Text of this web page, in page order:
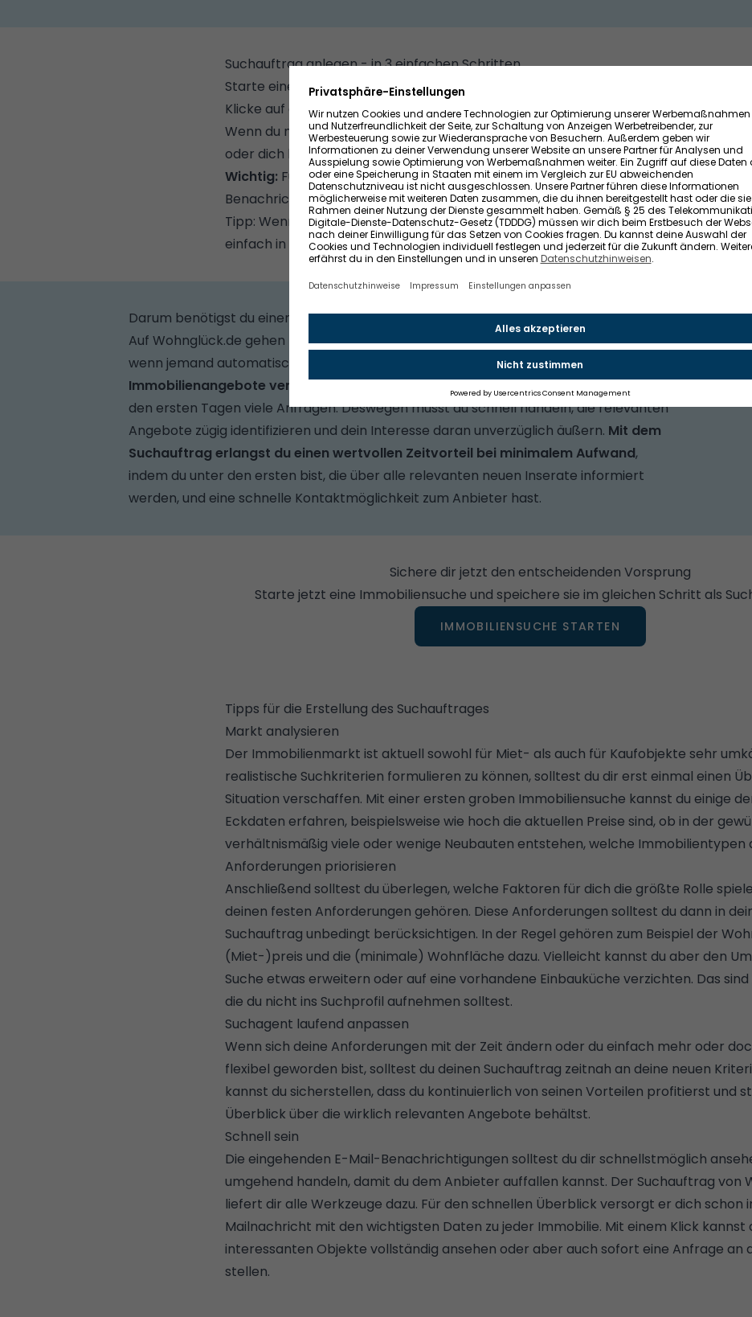
Suchauftrag anlegen - in 3 einfachen Schritten
Starte eine
Immobiliensucheund lege deine Wunschkriterien über die Suchmaske
Klicke auf der Suchergebnisseite auf den Button "Suche speichern"
Wenn du noch nicht auf Wohnglück.de angemeldet bist, musst du dich nur noch
oder dich kostenlos registrieren.
Wichtig: Für die Registrierung benötigst du eine gültige E-Mail-Adresse -
Benachrichtigungen des Suchagenten dorthin geschickt.
Tipp: Wenn du auf Wohnglück.de bereits registriert bist, kannst du einen
einfach in deinem Konto (Reiter "Suchaufträge") anlegen.
Darum benötigst du einen Suchauftrag
Auf Wohnglück.de gehen
täglich ca. 1.000 neue Inserateonline. Wäre es nicht ideal,
wenn jemand automatisch all diese Objekte für dich überprüft? Und:attraktive
Immobilienangebote verschwinden schnell vom Markt, denn sie erhalten noch in
den ersten Tagen viele Anfragen. Deswegen musst du schnell handeln, die relevanten
Angebote zügig identifizieren und dein Interesse daran unverzüglich äußern. Mit dem
Suchauftrag erlangst du einen wertvollen Zeitvorteil bei minimalem Aufwand,
indem du unter den ersten bist, die über alle relevanten neuen Inserate informiert
werden, und eine schnelle Kontaktmöglichkeit zum Anbieter hast.
Sichere dir jetzt den entscheidenden Vorsprung
Starte jetzt eine Immobiliensuche und speichere sie im gleichen Schritt als
IMMOBILIENSUCHE STARTEN
Tipps für die Erstellung des Suchauftrages
Markt analysieren
Der Immobilienmarkt ist aktuell sowohl für Miet- als auch für Kaufobjekte sehr
realistische Suchkriterien formulieren zu können, solltest du dir erst einmal einen
Situation verschaffen. Mit einer ersten groben Immobiliensuche kannst du einige
Eckdaten erfahren, beispielsweise wie hoch die aktuellen Preise sind, ob in der
verhältnismäßig viele oder wenige Neubauten entstehen, welche Immobilientypen
Anforderungen priorisieren
Anschließend solltest du überlegen, welche Faktoren für dich die größte Rolle
deinen festen Anforderungen gehören. Diese Anforderungen solltest du dann in
Suchauftrag unbedingt berücksichtigen. In der Regel gehören zum Beispiel der
(Miet-)preis und die (minimale) Wohnfläche dazu. Vielleicht kannst du aber den
Suche etwas erweitern oder auf eine vorhandene Einbauküche verzichten. Das
die du nicht ins Suchprofil aufnehmen solltest.
Suchagent laufend anpassen
Wenn sich deine Anforderungen mit der Zeit ändern oder du einfach mehr oder
flexibel geworden bist, solltest du deinen Suchauftrag zeitnah an deine neuen
kannst du sicherstellen, dass du kontinuierlich von seinen Vorteilen profitierst und
Überblick über die wirklich relevanten Angebote behältst.
Schnell sein
Die eingehenden E-Mail-Benachrichtigungen solltest du dir schnellstmöglich
umgehend handeln, damit du dem Anbieter auffallen kannst. Der Suchauftrag von
liefert dir alle Werkzeuge dazu. Für den schnellen Überblick versorgt er dich schon
Mailnachricht mit den wichtigsten Daten zu jeder Immobilie. Mit einem Klick kannst
interessanten Objekte vollständig ansehen oder aber auch sofort eine Anfrage an
stellen.